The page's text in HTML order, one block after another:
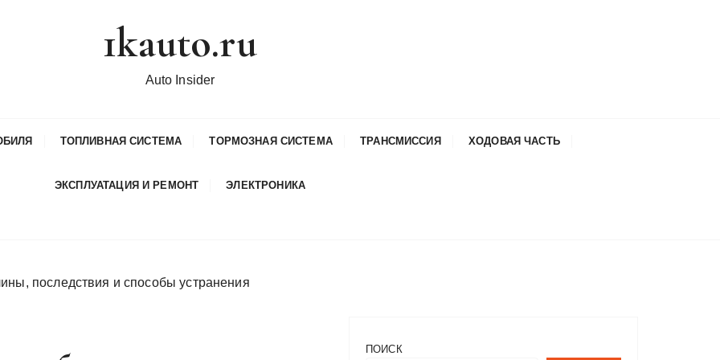
1kauto.ru
Auto Insider
ТОПЛИВНАЯ СИСТЕМА ТОРМОЗНАЯ СИСТЕМА ТРАНСМИССИЯ ХОДОВАЯ ЧАСТЬ
ЭКСПЛУАТАЦИЯ И РЕМОНТ ЭЛЕКТРОНИКА
последствия и способы устранения
ПОИСК